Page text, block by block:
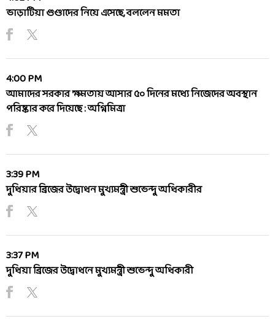
ভাড়াটিয়া গুণ্ডাদের নিয়ে এসেছে, বললেন মমতা
4:00 PM
আমাদের সরকার ক্ষমতায় আসার ৫০ দিনের মধ্যে নিজেদের অবস্থান
পরিষ্কার করে দিয়েছে : অগ্নিমিত্রা
3:39 PM
দুধিয়ার ব্রিজের উদ্বোধন মুখ্যমন্ত্রী শুভেন্দু অধিকারীর
3:37 PM
দুধিয়া ব্রিজের উদ্বোধনে মুখ্যমন্ত্রী শুভেন্দু অধিকারী